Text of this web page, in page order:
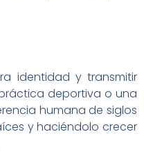
identidad y transmitir
deportiva o una
humana de siglos
y haciéndolo crecer